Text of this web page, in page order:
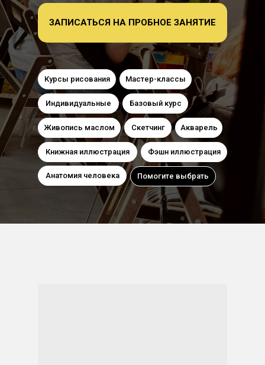
Мастер-классы
Анатомия человека
Книжная иллюстрация
Акварель
Скетчинг
Базовый курс
Живопись маслом
Курсы рисования
Индивидуальные
Фэшн иллюстрация
ЗАПИСАТЬСЯ НА ПРОБНОЕ ЗАНЯТИЕ
Помогите выбрать